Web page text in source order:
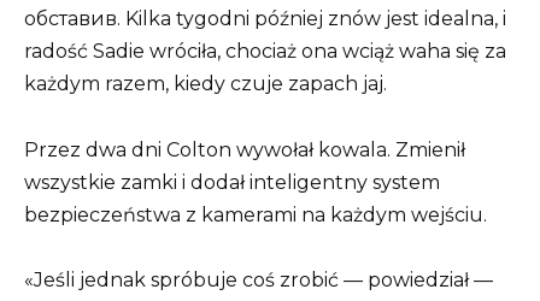
обставив. Kilka tygodni później znów jest idealna, i
radość Sadie wróciła, chociaż ona wciąż waha się za
każdym razem, kiedy czuje zapach jaj.
Przez dwa dni Colton wywołał kowala. Zmienił
wszystkie zamki i dodał inteligentny system
bezpieczeństwa z kamerami na każdym wejściu.
«Jeśli jednak spróbuje coś zrobić — powiedział —